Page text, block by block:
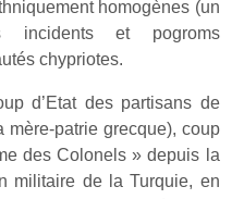
homogènes (un
incidents et pogroms
chypriotes.
d’Etat des partisans de
mère-patrie grecque), coup
des Colonels » depuis la
militaire de la Turquie, en